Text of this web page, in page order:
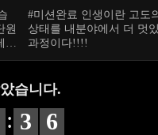
원
다
되
#미션완료 인생이란 고도
상태를 내분야에서 더 멋
과정이다!!!!
습니다.
: 3 5